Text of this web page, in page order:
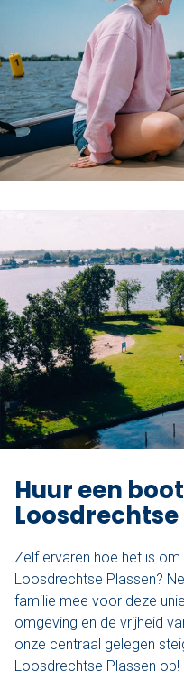
Huur een
Loosdrechtse
Zelf ervaren hoe het is
Loosdrechtse Plassen?
familie mee voor deze
omgeving en de vrijheid
onze centraal gelegen
Loosdrechtse Plassen op!